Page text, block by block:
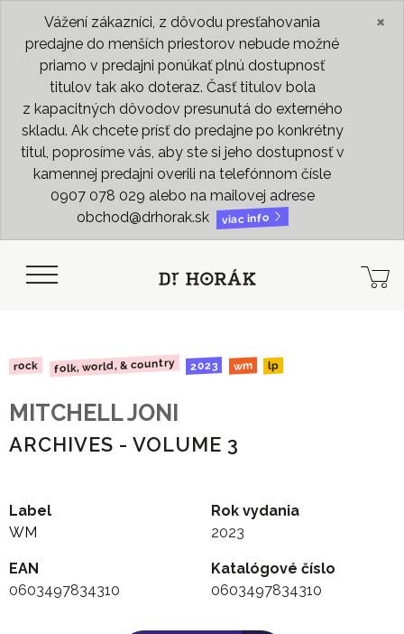
Vážení zákazníci, z dôvodu presťahovania
predajne do menších priestorov nebude možné
priamo v predajni ponúkať plnú dostupnosť
titulov tak ako doteraz. Časť titulov bola
z kapacitných dôvodov presunutá do externého
skladu. Ak chcete prísť do predajne po konkrétny
titul, poprosíme vás, aby ste si jeho dostupnosť v
kamennej predajni overili na telefónnom čísle
0907 078 029 alebo na mailovej adrese
obchod@drhorak.sk
viac info
×
rock folk, world, & country 2023 wm lp
MITCHELL JONI
ARCHIVES - VOLUME 3
Label
WM
Rok vydania
2023
EAN
0603497834310
Katalógové číslo
0603497834310